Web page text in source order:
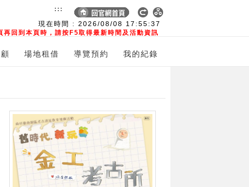
現在時間 : 2026/08/08 17:55:38
再回到本頁時，請按F5取得最新時間及活動資訊
:::
場地租借 導覽預約 我的紀錄